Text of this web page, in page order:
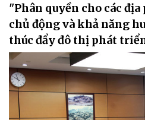
"Phân quyền cho các
chủ động và khả năng
thúc đẩy đô thị phát